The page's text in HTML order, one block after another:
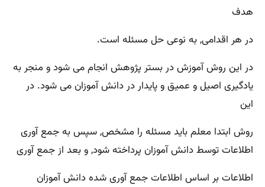
هدف
در هر اقدامی, به نوعی حل مسئله است.
در این روش آموزش در بستر پژوهش انجام می شود و منجر به
یادگیری اصیل و عمیق و پایدار در دانش آموزان می شود. در
این
روش ابتدا معلم باید مسئله را مشخص, سپس به جمع آوری
اطلاعات توسط دانش آموزان پرداخته شود, و بعد از جمع آوری
اطلاعات بر اساس اطلاعات جمع آوری شده دانش آموزان